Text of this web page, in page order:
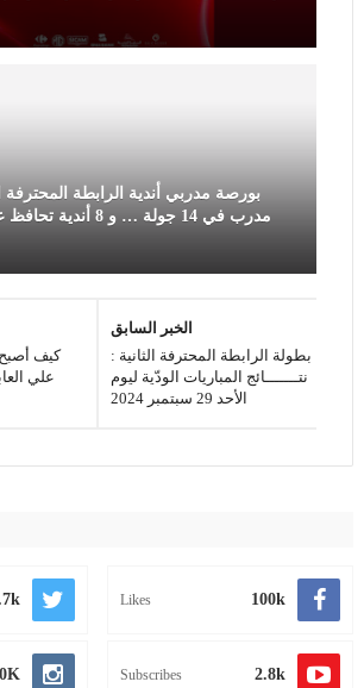
مدرب في 14 جولة … و 8
كيف
علي
الخبر السابق
بطولة الرابطة المحترفة الثانية :
نتـــــــائج المباريات الودّية ليوم
الأحد 29 سبتمبر 2024
100k
Likes
2.8k
Subscribes